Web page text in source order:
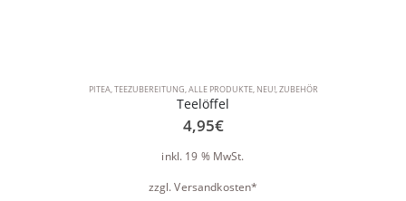
PITEA,TEEZUBEREITUNG,ALLE PRODUKTE, NEU!,ZUBEHÖR
Teelöffel
4,95€
inkl. 19 % MwSt.
zzgl.Versandkosten*